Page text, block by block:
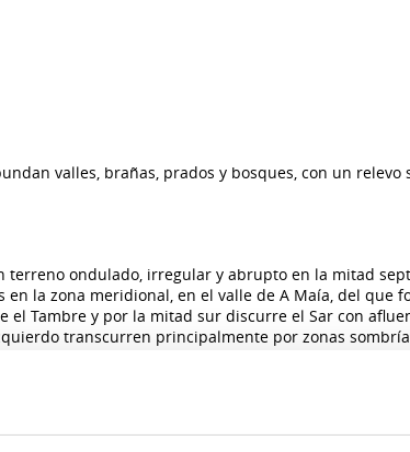
valles, brañas, prados y bosques, con un relevo
terreno ondulado, irregular y abrupto en la mitad
en la zona meridional, en el valle de A Maía, del que
Tambre y por la mitad sur discurre el Sar con
transcurren principalmente por zonas
o Pedrouzos, con 385 metros, son elevaciones de la